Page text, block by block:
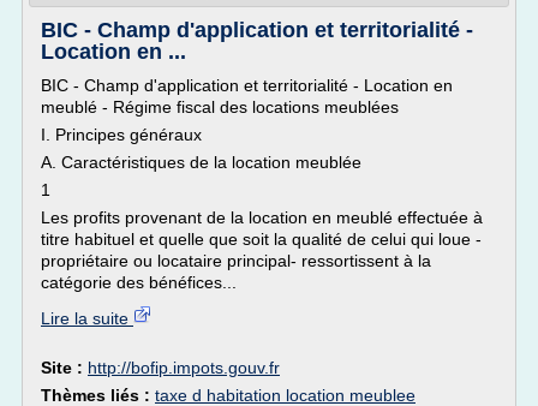
BIC - Champ d'application et territorialité -
Location en ...
BIC - Champ d'application et territorialité - Location en
meublé - Régime fiscal des locations meublées
I. Principes généraux
A. Caractéristiques de la location meublée
1
Les profits provenant de la location en meublé effectuée à
titre habituel et quelle que soit la qualité de celui qui loue -
propriétaire ou locataire principal- ressortissent à la
catégorie des bénéfices...
Lire la suite
Site : http://bofip.impots.gouv.fr
Thèmes liés : taxe d habitation location meublee